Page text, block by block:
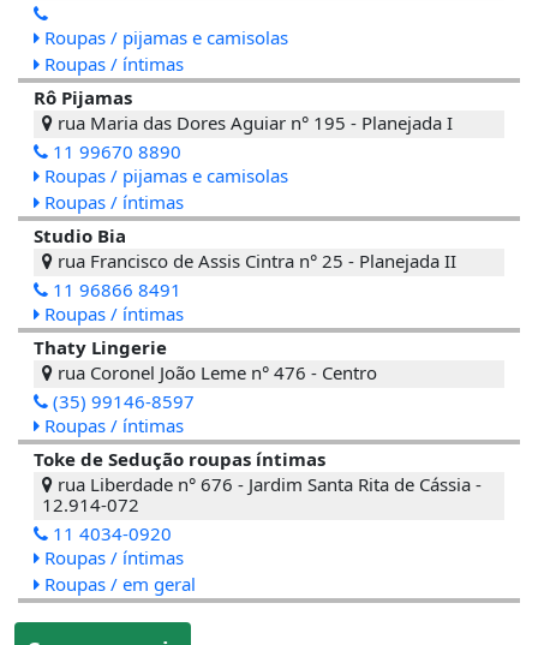
Roupas / pijamas e camisolas
Roupas / íntimas
Rô Pijamas
rua Maria das Dores Aguiar n° 195 - Planejada I
11 99670 8890
Roupas / pijamas e camisolas
Roupas / íntimas
Studio Bia
rua Francisco de Assis Cintra n° 25 - Planejada II
11 96866 8491
Roupas / íntimas
Thaty Lingerie
rua Coronel João Leme n° 476 - Centro
(35) 99146-8597
Roupas / íntimas
Toke de Sedução roupas íntimas
rua Liberdade n° 676 - Jardim Santa Rita de Cássia -
12.914-072
11 4034-0920
Roupas / íntimas
Roupas / em geral